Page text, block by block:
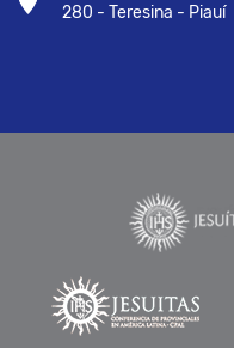
280 - Teresina - Piauí